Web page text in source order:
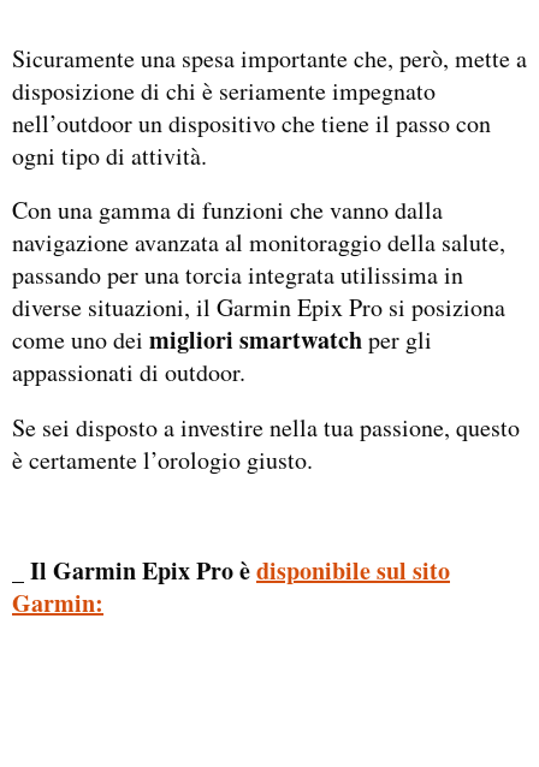
Sicuramente una spesa importante che, però, mette a
disposizione di chi è seriamente impegnato
nell’outdoor un dispositivo che tiene il passo con
ogni tipo di attività.
Con una gamma di funzioni che vanno dalla
navigazione avanzata al monitoraggio della salute,
passando per una torcia integrata utilissima in
diverse situazioni, il Garmin Epix Pro si posiziona
come uno dei migliori smartwatchper gli
appassionati di outdoor.
Se sei disposto a investire nella tua passione, questo
è certamente l’orologio giusto.
_ Il Garmin Epix Pro èdisponibile sul sito
Garmin: